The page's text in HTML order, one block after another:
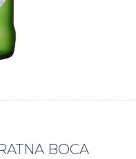
BOCA